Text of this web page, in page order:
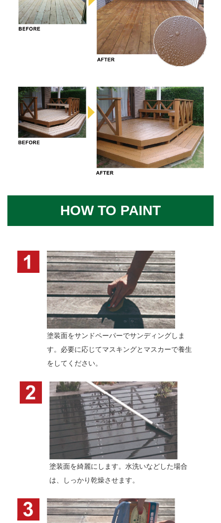
HOW TO PAINT
塗装面をサンドペーパーでサンディングしま
す。必要に応じてマスキングとマスカーで養生
をしてください。
塗装面を綺麗にします。水洗いなどした場合
は、しっかり乾燥させます。